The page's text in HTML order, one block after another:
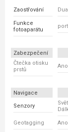
Zaostřování
Funkce
fotoaparátu
Zabezpečení
Čtečka otisku
prstů
Navigace
Senzory
Geotagging Ano